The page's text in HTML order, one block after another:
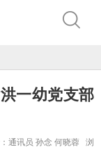
一幼党支部
通讯员 孙念 何晓蓉 浏